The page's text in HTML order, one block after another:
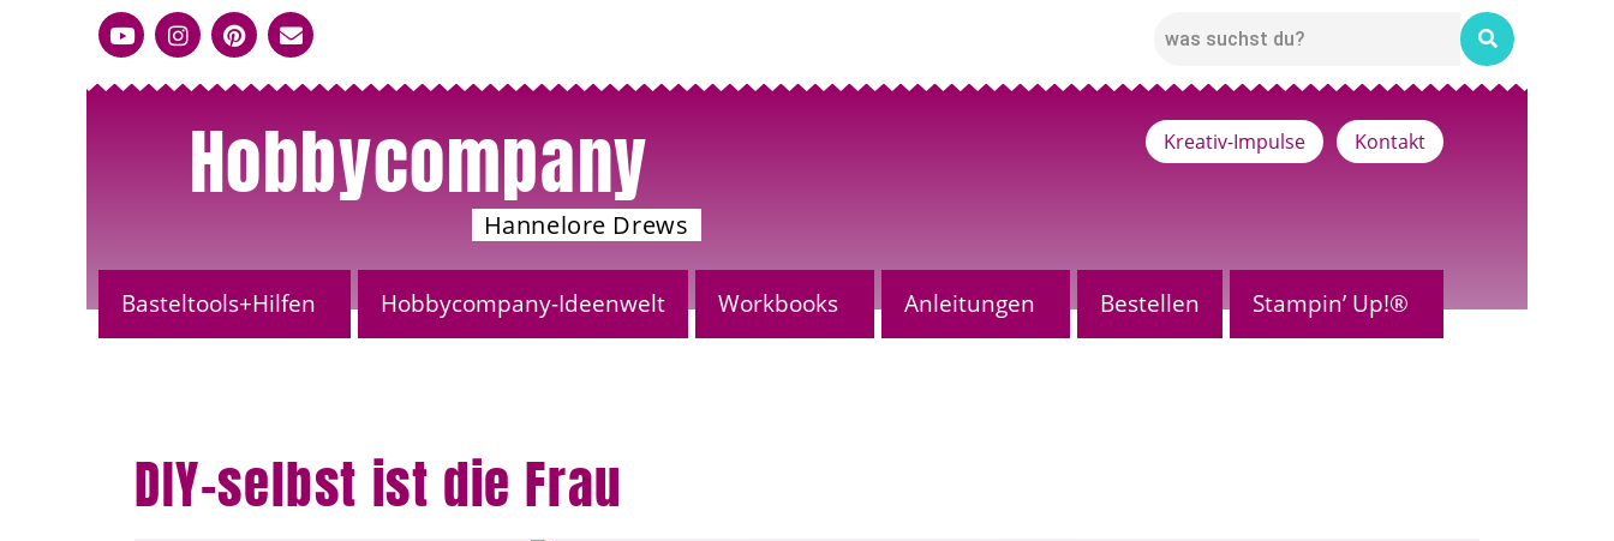
Hobbycompany
Hannelore Drews
Kreativ-Impulse Kontakt
Basteltools+Hilfen Hobbycompany-Ideenwelt Workbooks Anleitungen Bestellen Stampin’ Up!®
DIY-selbst ist die Frau